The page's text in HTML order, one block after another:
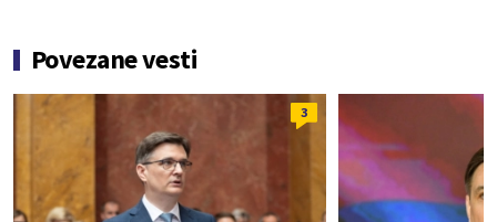
Povezane vesti
3